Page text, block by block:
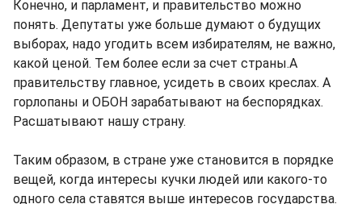
Конечно, и парламент, и правительство можно
понять. Депутаты уже больше думают о будущих
выборах, надо угодить всем избирателям, не важно,
какой ценой. Тем более если за счет страны.А
правительству главное, усидеть в своих креслах. А
горлопаны и ОБОН зарабатывают на беспорядках.
Расшатывают нашу страну.
Таким образом, в стране уже становится в порядке
вещей, когда интересы кучки людей или какого-то
одного села ставятся выше интересов государства.